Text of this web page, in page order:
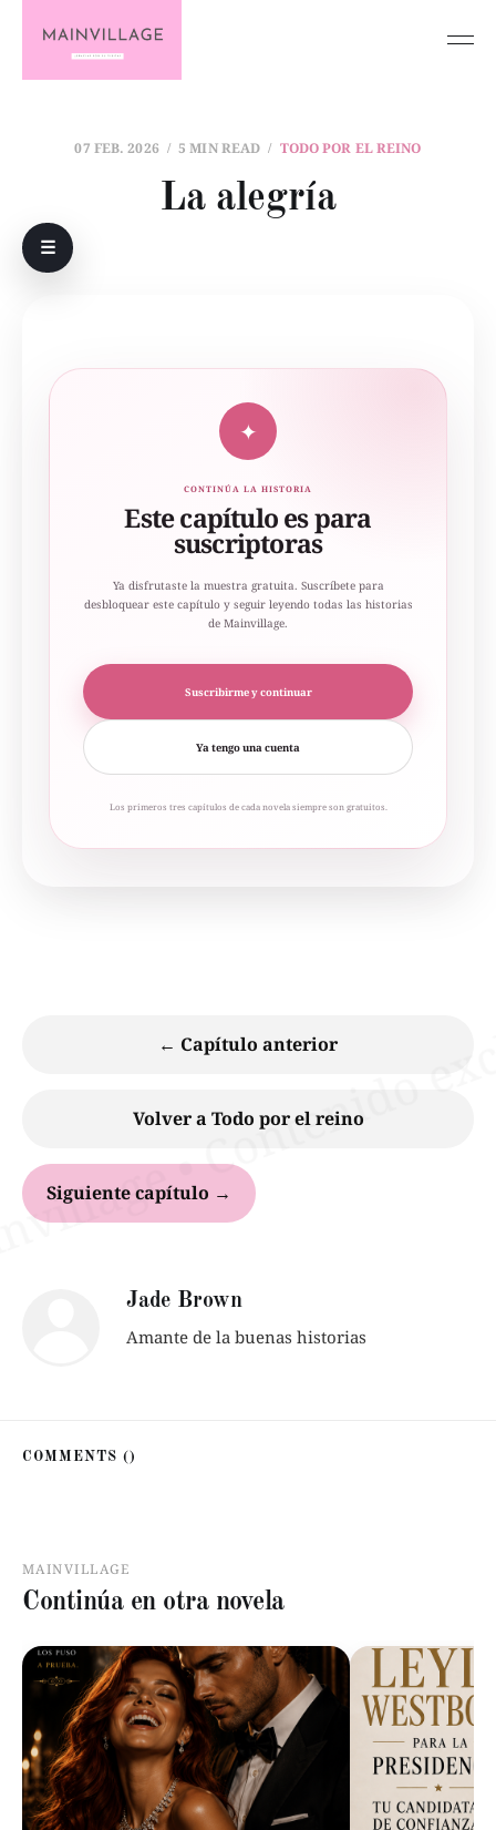
07 FEB. 2026 5 MIN READ TODO POR EL REINO
La alegría
☰
✦
CONTINÚA LA HISTORIA
Este capítulo es para
suscriptoras
Ya disfrutaste la muestra gratuita. Suscríbete para
desbloquear este capítulo y seguir leyendo todas las historias
de Mainvillage.
Suscribirme y continuar
Ya tengo una cuenta
Los primeros tres capítulos de cada novela siempre son gratuitos.
← Capítulo anterior
Volver a Todo por el reino
Siguiente capítulo →
Jade Brown
Amante de la buenas historias
COMMENTS ()
MAINVILLAGE
Continúa en otra novela